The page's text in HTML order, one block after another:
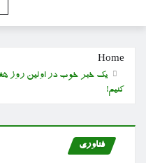
Home
یک خبر خوب در اولین روز
کنیم!
فناوری